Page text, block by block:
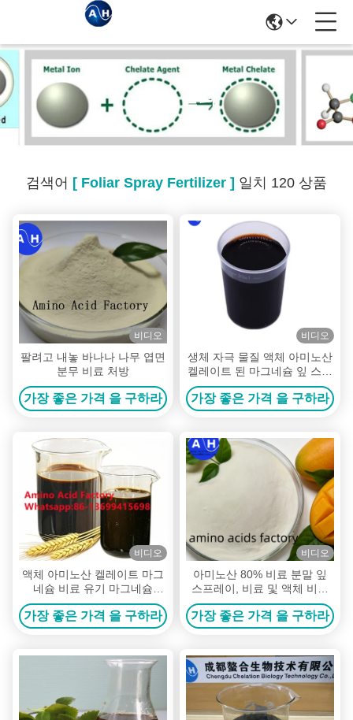
검색 결과
검색어 [ Foliar Spray Fertilizer ] 일치 120 상품
비디오
팔려고 내놓 바나나 나무 엽면
분무 비료 처방
가장 좋은 가격 을 구하라
비디오
생체 자극 물질 액체 아미노산
켈레이트 된 마그네슘 잎 스프
레이 비료
가장 좋은 가격 을 구하라
비디오
액체 아미노산 켈레이트 마그
네슘 비료 유기 마그네슘
100g/L, 아미노산 총 150g/L
및 98% 켈레이션 비율
가장 좋은 가격 을 구하라
비디오
아미노산 80% 비료 분말 잎
스프레이, 비료 및 액체 비료
생산
가장 좋은 가격 을 구하라